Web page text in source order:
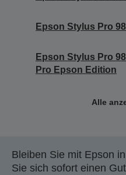
Epson Stylus Pro
Epson Stylus Pro
Pro Epson Edition
Alle
Bleiben Sie mit Epson
Sie sich sofort einen